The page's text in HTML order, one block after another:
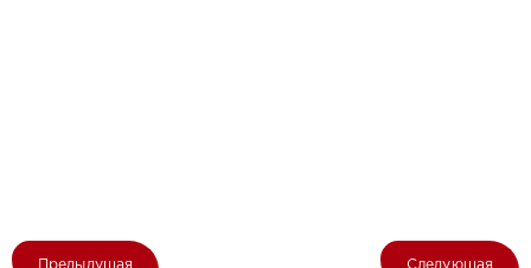
Предыдущая Следующая